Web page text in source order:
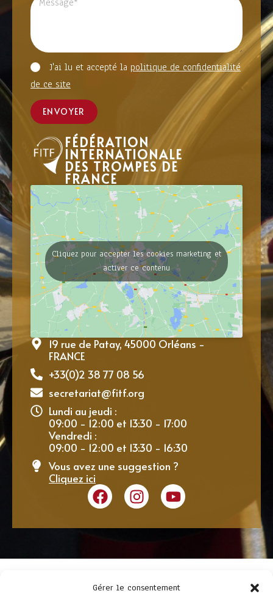
Gérer le consentement
J'ai lu et accepté la politique de confidentialité
de ce site
ENVOYER
FÉDÉRATION
INTERNATIONALE
DES TROMPES DE
FRANCE
Cliquez pour accepter les cookies marketing et
activer ce contenu
19 rue de Patay, 45000 Orléans -
FRANCE
+33(0)2 38 77 08 56
secretariat@fitf.org
Lundi au jeudi :
09:00 - 12:00 et 13:30 - 17:00
Vendredi :
09:00 - 12:00 et 13:30 - 16:30
Vous avez une suggestion ?
Cliquez ici